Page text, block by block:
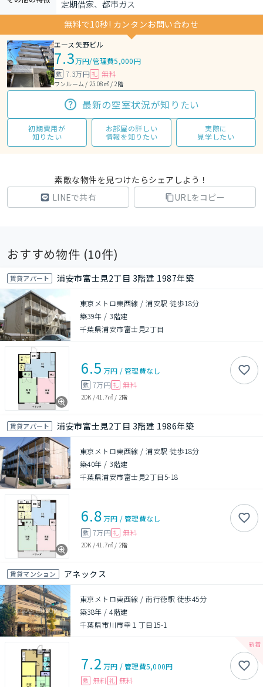
定期借家、都市ガス
無料で10秒! カンタンお問い合わせ
エース矢野ビル
7.3万円/管理費5,000円
敷 7.3万円 礼 無料
ワンルーム / 25.08㎡ / 2階
最新の空室状況が知りたい
初期費用が
知りたい
お部屋の詳しい
情報を知りたい
実際に
見学したい
素敵な物件を見つけたらシェアしよう！
LINEで共有
URLをコピー
おすすめ物件 (10件)
賃貸アパート 浦安市富士見2丁目 3階建 1987年築
東京メトロ東西線 / 浦安駅 徒歩18分
築39年 / 3階建
千葉県浦安市富士見2丁目
6.5 万円 /管理費なし
敷 7万円 礼 無料
2DK /41.7㎡ / 2階
賃貸アパート 浦安市富士見2丁目 3階建 1986年築
東京メトロ東西線 / 浦安駅 徒歩18分
築40年 / 3階建
千葉県浦安市富士見2丁目5-18
6.8万円 /管理費なし
敷 7万円 礼 無料
2DK /41.7㎡ / 2階
賃貸マンション アネックス
東京メトロ東西線 / 南行徳駅 徒歩45分
築38年 /4階建
千葉県市川市幸１丁目15-1
7.2 万円 /管理費5,000円
敷 無料 礼 無料